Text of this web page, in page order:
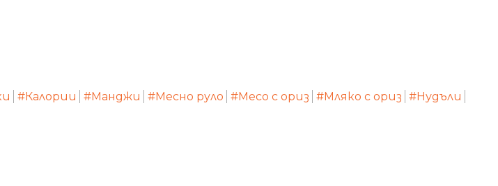
#Калории #Манджи #Месно руло #Месо с ориз #Мляко с ориз #Нудъли